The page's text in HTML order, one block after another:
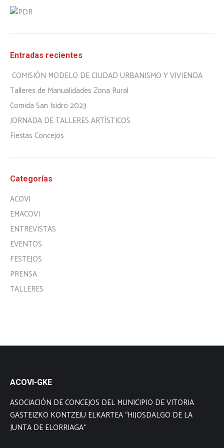
Entradas recientes
COMISIÓN MODELO DE CIUDAD URBANISMO Y VIVIENDA
Talleres de Manualidades Zona Rural
Comida San Isidro 2023
JORNADA DE TALLERES ARTÍSTICOS
Fiestas Concejos
Categorías
ACOVI
EMACOVI
ENTREVISTAS
EVENTOS
FESTEJOS
PRENSA
TALLERES
ACOVI-GKE
ASOCIACIÓN DE CONCEJOS DEL MUNICIPIO DE VITORIA
GASTEIZKO KONTZEJU ELKARTEA “HIJOSDALGO DE LA
JUNTA DE ELORRIAGA”